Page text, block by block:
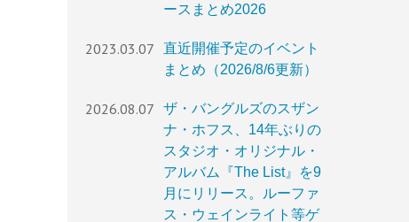
ースまとめ2026
2023.03.07
直近開催予定のイベント
まとめ（2026/8/6更新）
2026.08.07
ザ・バングルズのスザン
ナ・ホフス、14年ぶりの
スタジオ・オリジナル・
アルバム『The List』を9
月にリリース。ルーファ
ス・ウェインライト等ゲ